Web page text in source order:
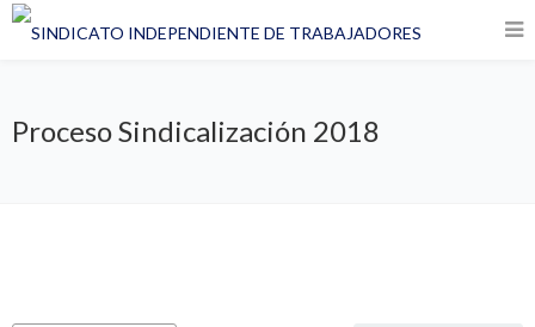
Proceso Sindicalización 2018